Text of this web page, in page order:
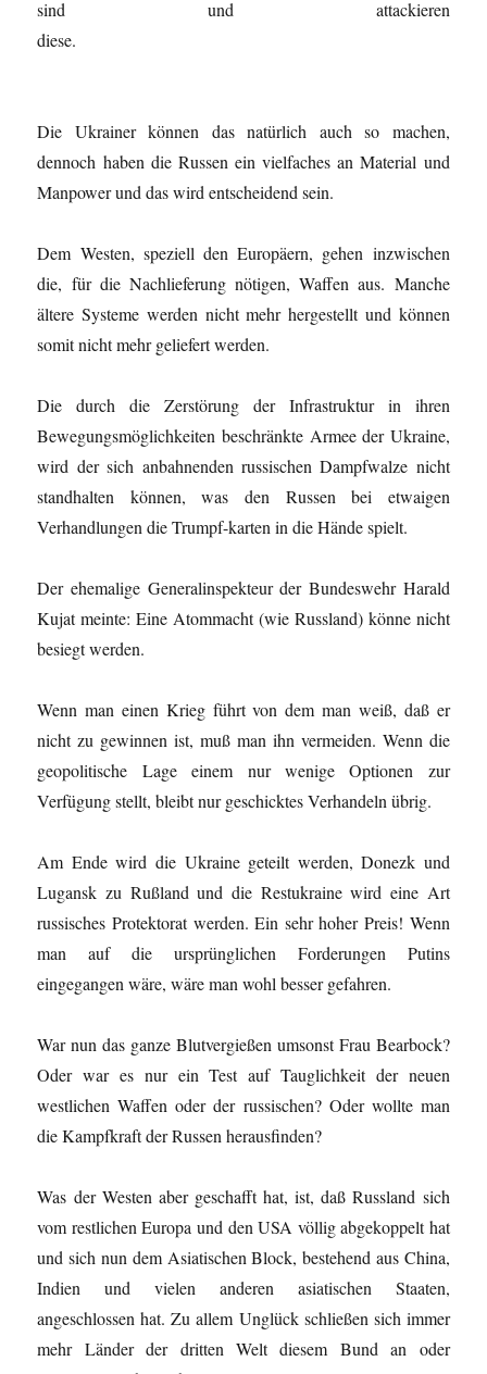
sind und attackieren
diese.
Die Ukrainer können das natürlich auch so machen,
dennoch haben die Russen ein vielfaches an Material und
Manpower und das wird entscheidend sein.
Dem Westen, speziell den Europäern, gehen inzwischen
die, für die Nachlieferung nötigen, Waffen aus. Manche
ältere Systeme werden nicht mehr hergestellt und können
somit nicht mehr geliefert werden.
Die durch die Zerstörung der Infrastruktur in ihren
Bewegungsmöglichkeiten beschränkte Armee der Ukraine,
wird der sich anbahnenden russischen Dampfwalze nicht
standhalten können, was den Russen bei etwaigen
Verhandlungen die Trumpf-karten in die Hände spielt.
Der ehemalige Generalinspekteur der Bundeswehr Harald
Kujat meinte: Eine Atommacht (wie Russland) könne nicht
besiegt werden.
Wenn man einen Krieg führt von dem man weiß, daß er
nicht zu gewinnen ist, muß man ihn vermeiden. Wenn die
geopolitische Lage einem nur wenige Optionen zur
Verfügung stellt, bleibt nur geschicktes Verhandeln übrig.
Am Ende wird die Ukraine geteilt werden, Donezk und
Lugansk zu Rußland und die Restukraine wird eine Art
russisches Protektorat werden. Ein sehr hoher Preis! Wenn
man auf die ursprünglichen Forderungen Putins
eingegangen wäre, wäre man wohl besser gefahren.
War nun das ganze Blutvergießen umsonst Frau Bearbock?
Oder war es nur ein Test auf Tauglichkeit der neuen
westlichen Waffen oder der russischen? Oder wollte man
die Kampfkraft der Russen herausfinden?
Was der Westen aber geschafft hat, ist, daß Russland sich
vom restlichen Europa und den USA völlig abgekoppelt hat
und sich nun dem Asiatischen Block, bestehend aus China,
Indien und vielen anderen asiatischen Staaten,
angeschlossen hat. Zu allem Unglück schließen sich immer
mehr Länder der dritten Welt diesem Bund an oder